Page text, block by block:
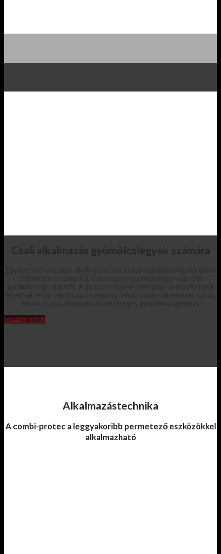
Csali alkalmazás gyümölcslegyek számára
további infók
Alkalmazástechnika
A combi-protec a leggyakoribb permetező eszközökkel
alkalmazható